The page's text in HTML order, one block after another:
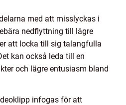
med att misslyckas i
nedflyttning till lägre
att locka till sig talangfulla
kan också leda till en
och lägre entusiasm bland
infogas för att